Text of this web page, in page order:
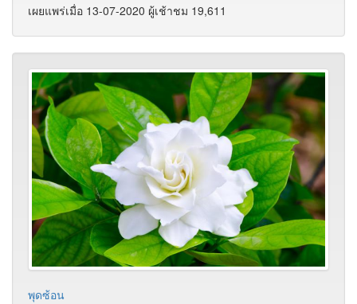
เผยแพร่เมื่อ 13-07-2020 ผู้เช้าชม 19,611
พุดซ้อน